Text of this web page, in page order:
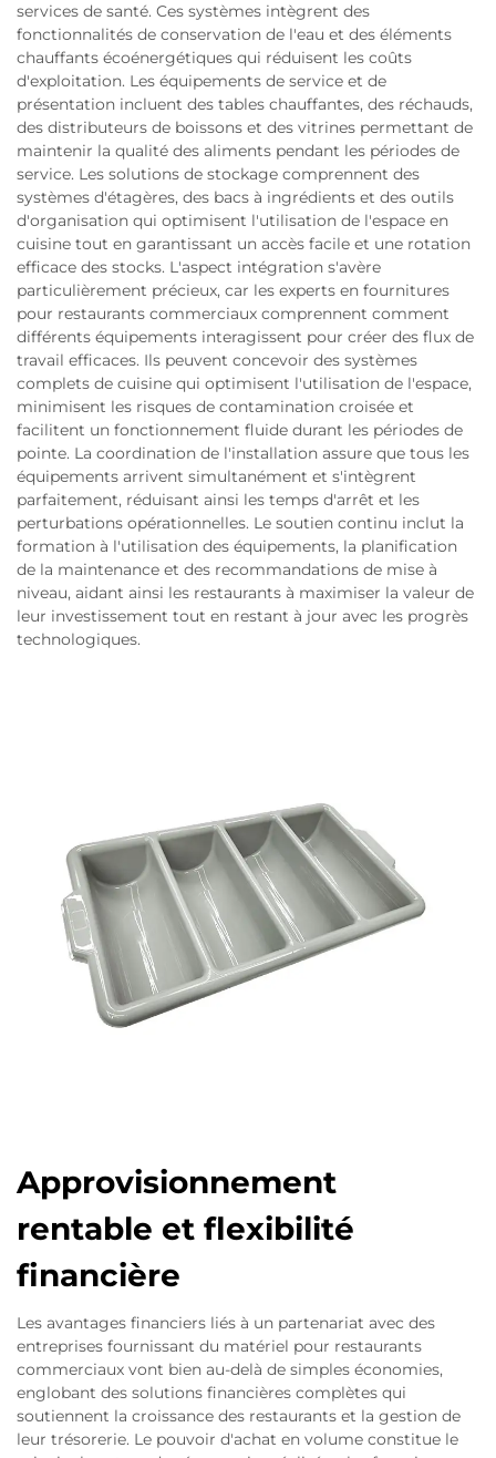
services de santé. Ces systèmes intègrent des
fonctionnalités de conservation de l'eau et des éléments
chauffants écoénergétiques qui réduisent les coûts
d'exploitation. Les équipements de service et de
présentation incluent des tables chauffantes, des réchauds,
des distributeurs de boissons et des vitrines permettant de
maintenir la qualité des aliments pendant les périodes de
service. Les solutions de stockage comprennent des
systèmes d'étagères, des bacs à ingrédients et des outils
d'organisation qui optimisent l'utilisation de l'espace en
cuisine tout en garantissant un accès facile et une rotation
efficace des stocks. L'aspect intégration s'avère
particulièrement précieux, car les experts en fournitures
pour restaurants commerciaux comprennent comment
différents équipements interagissent pour créer des flux de
travail efficaces. Ils peuvent concevoir des systèmes
complets de cuisine qui optimisent l'utilisation de l'espace,
minimisent les risques de contamination croisée et
facilitent un fonctionnement fluide durant les périodes de
pointe. La coordination de l'installation assure que tous les
équipements arrivent simultanément et s'intègrent
parfaitement, réduisant ainsi les temps d'arrêt et les
perturbations opérationnelles. Le soutien continu inclut la
formation à l'utilisation des équipements, la planification
de la maintenance et des recommandations de mise à
niveau, aidant ainsi les restaurants à maximiser la valeur de
leur investissement tout en restant à jour avec les progrès
technologiques.
Approvisionnement
rentable et flexibilité
financière
Les avantages financiers liés à un partenariat avec des
entreprises fournissant du matériel pour restaurants
commerciaux vont bien au-delà de simples économies,
englobant des solutions financières complètes qui
soutiennent la croissance des restaurants et la gestion de
leur trésorerie. Le pouvoir d'achat en volume constitue le